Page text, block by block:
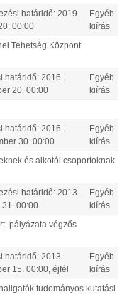
határidő: 2019.
00:00
Egyéb
kiírás
Tehetség Központ
határidő: 2016.
20 00:00
Egyéb
kiírás
határidő: 2016.
30 00:00
Egyéb
kiírás
és alkotói csoportoknak
határidő: 2013.
31 00:00
Egyéb
kiírás
pályázata végzős
határidő: 2013.
15 00:00 , éjfél
Egyéb
kiírás
tudományos kutatási